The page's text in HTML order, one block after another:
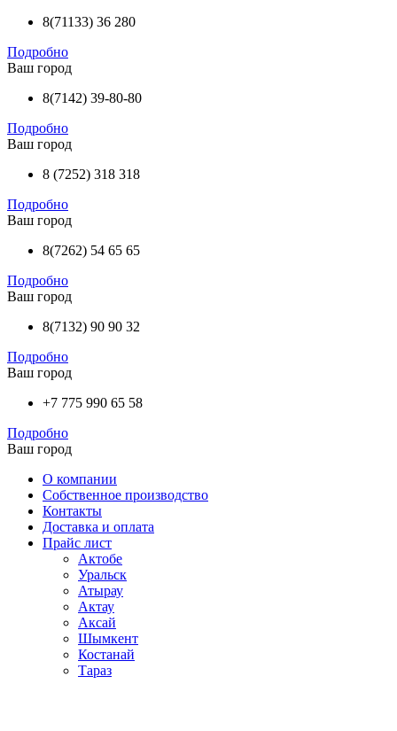
8(71133) 36 280
Подробно
Ваш город
8(7142) 39-80-80
Подробно
Ваш город
8 (7252) 318 318
Подробно
Ваш город
8(7262) 54 65 65
Подробно
Ваш город
8(7132) 90 90 32
Подробно
Ваш город
+7 775 990 65 58
Подробно
Ваш город
О компании
Собственное производство
Контакты
Доставка и оплата
Прайс лист
Актобе
Уральск
Атырау
Актау
Аксай
Шымкент
Костанай
Тараз